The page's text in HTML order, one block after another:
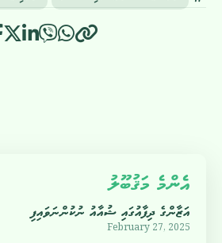
އެންމެ މަޤުބޫލު
އަޒާންގެ ދިފާއުގައި ޝުއާއު ނުކުންނަވައިފި
February 27, 2025